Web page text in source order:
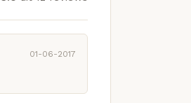
01-06-2017